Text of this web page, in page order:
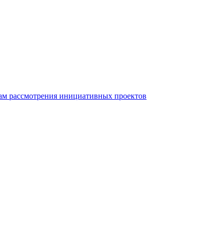
рассмотрения инициативных проектов